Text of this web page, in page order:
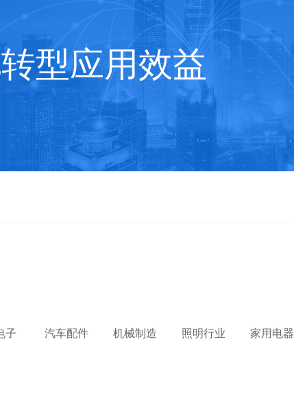
型应用效益
子 汽车配件 机械制造 照明行业 家用电器